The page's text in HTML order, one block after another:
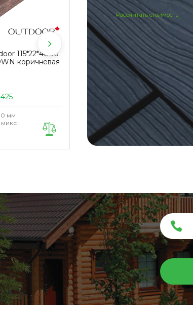
Рассчитать стоимость
115*22*4000
коричневая
мм
Саморез KRONEX с пресс-
шайбой и сверлом по металлу
4,2х41 мм цвет коричневый
(упак/100 шт)
Артикул: KRN-0042
4,2х41 мм
Цвет
Коричневый
Ожидается